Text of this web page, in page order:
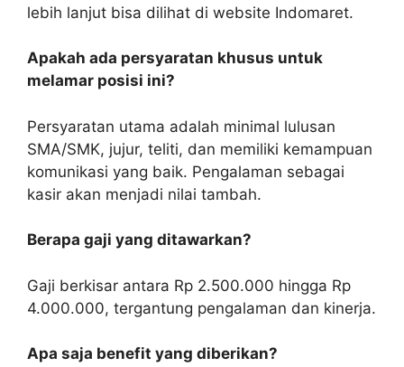
lebih lanjut bisa dilihat di website Indomaret.
Apakah ada persyaratan khusus untuk
melamar posisi ini?
Persyaratan utama adalah minimal lulusan
SMA/SMK, jujur, teliti, dan memiliki kemampuan
komunikasi yang baik. Pengalaman sebagai
kasir akan menjadi nilai tambah.
Berapa gaji yang ditawarkan?
Gaji berkisar antara Rp 2.500.000 hingga Rp
4.000.000, tergantung pengalaman dan kinerja.
Apa saja benefit yang diberikan?